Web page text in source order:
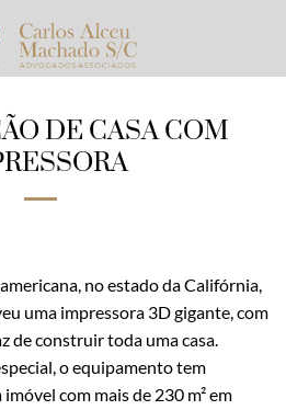
DE CASA COM
no estado da Califórnia,
uma impressora 3D gigante, com
de construir toda uma casa.
o equipamento tem
com mais de 230 m² em